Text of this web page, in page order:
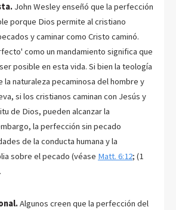
John Wesley enseñó que la perfección
porque Dios permite al cristiano
y caminar como Cristo caminó.
como un mandamiento significa que
posible en esta vida. Si bien la teología
naturaleza pecaminosa del hombre y
si los cristianos caminan con Jesús y
de Dios, pueden alcanzar la
la perfección sin pecado
de la conducta humana y la
sobre el pecado (véase Matt. 6:12; (1
Algunos creen que la perfección del